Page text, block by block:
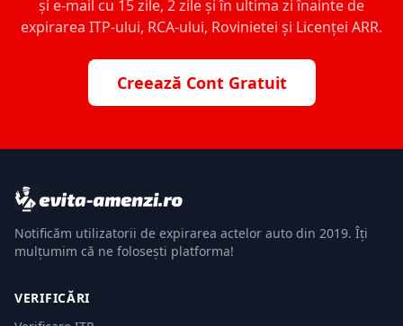
și e-mail cu 15 zile, 2 zile și în ultima zi înainte de
expirarea ITP-ului, RCA-ului, Rovinietei și Licenței ARR.
Creează Cont Gratuit
Notificăm utilizatorii de expirarea actelor auto din 2019. Îți
mulțumim că ne folosești platforma!
VERIFICĂRI